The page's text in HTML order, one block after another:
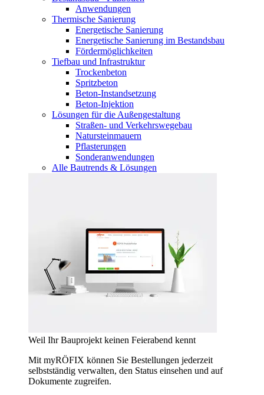
Anwendungen
Thermische Sanierung
Energetische Sanierung
Energetische Sanierung im Bestandsbau
Fördermöglichkeiten
Tiefbau und Infrastruktur
Trockenbeton
Spritzbeton
Beton-Instandsetzung
Beton-Injektion
Lösungen für die Außengestaltung
Straßen- und Verkehrswegebau
Natursteinmauern
Pflasterungen
Sonderanwendungen
Alle Bautrends & Lösungen
Weil Ihr Bauprojekt keinen Feierabend kennt
Mit myRÖFIX können Sie Bestellungen jederzeit
selbstständig verwalten, den Status einsehen und auf
Dokumente zugreifen.